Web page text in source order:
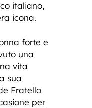
italiano,
icona.
forte e
una
vita
sua
Fratello
per